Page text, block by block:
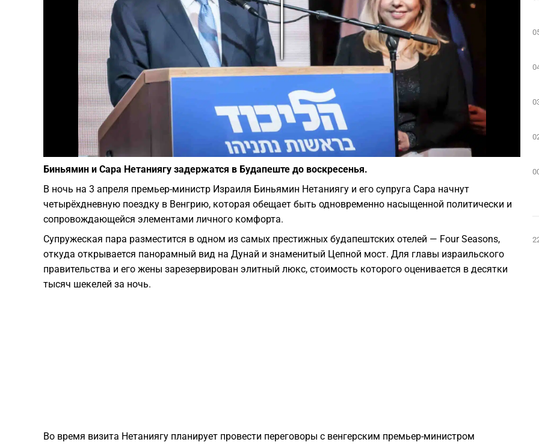
Play
Фото: depositphotos.com
Биньямин и Сара Нетаниягу задержатся в Будапеште до воскресенья.
В ночь на 3 апреля премьер-министр Израиля Биньямин Нетаниягу и его супруга Сара начнут
четырёхдневную поездку в Венгрию, которая обещает быть одновременно насыщенной политически и
сопровождающейся элементами личного комфорта.
Супружеская пара разместится в одном из самых престижных будапештских отелей — Four Seasons,
откуда открывается панорамный вид на Дунай и знаменитый Цепной мост. Для главы израильского
правительства и его жены зарезервирован элитный люкс, стоимость которого оценивается в десятки
тысяч шекелей за ночь.
Во время визита Нетаниягу планирует провести переговоры с венгерским премьер-министром